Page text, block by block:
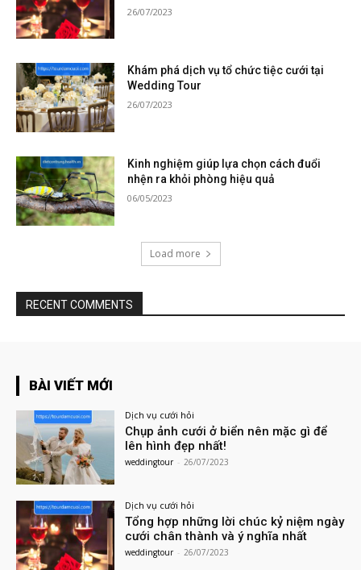
26/07/2023
Khám phá dịch vụ tổ chức tiệc cưới tại
Wedding Tour
26/07/2023
Kinh nghiệm giúp lựa chọn cách đuổi
nhện ra khỏi phòng hiệu quả
06/05/2023
Load more
RECENT COMMENTS
BÀI VIẾT MỚI
Dịch vụ cưới hỏi
Chụp ảnh cưới ở biển nên mặc gì để
lên hình đẹp nhất!
weddingtour - 26/07/2023
Dịch vụ cưới hỏi
Tổng hợp những lời chúc kỷ niệm ngày
cưới chân thành và ý nghĩa nhất
weddingtour - 26/07/2023